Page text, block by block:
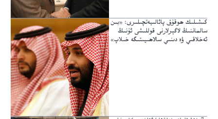
كىشىلىك ھوقۇق پائالىيەتچىلىرى: «بىن
سالماننىڭ لاگېرلارنى قوللىشى ئۇنىڭ
ئەخلاقىي ۋە دىنىي سالاھىيىتىگە خىلاپ»